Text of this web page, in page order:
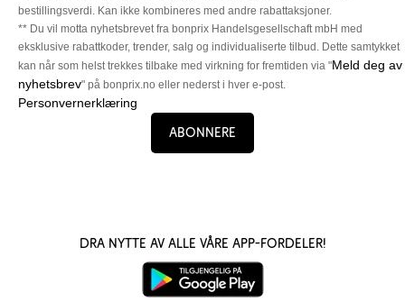
bestillingsverdi. Kan ikke kombineres med andre rabattaksjoner.
** Du vil motta nyhetsbrevet fra bonprix Handelsgesellschaft mbH med
eksklusive rabattkoder, trender, salg og individualiserte tilbud. Dette samtykket
kan når som helst trekkes tilbake med virkning for fremtiden via "Meld deg av
nyhetsbrev" på bonprix.no eller nederst i hver e-post.
Personvernerklæring
Abonnere
Dra nytte av alle våre app-fordeler!